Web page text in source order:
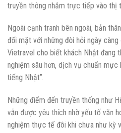
truyền thông nhắm trực tiếp vào thị
Ngoài cạnh tranh bên ngoài, bản
đối mặt với những đòi hỏi ngày
Vietravel cho biết khách Nhật đang
nghiệm sâu hơn, dịch vụ chuẩn
tiếng Nhật”.
Những điểm đến truyền thống như
vẫn được yêu thích nhờ yếu tố văn
nghiệm thực tế đôi khi chưa như kỳ